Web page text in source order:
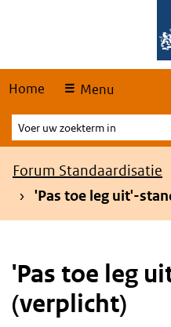
Home Menu
Voer
uw
zoekterm
Kruimelpad
Forum Standaardisatie
'Pas toe leg uit'-
'Pas toe leg
(verplicht)